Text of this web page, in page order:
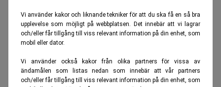
Vi använder kakor och liknande tekniker för att du ska få en så bra
upplevelse som möjligt på webbplatsen. Det innebär att vi lagrar
och/eller får tillgång till viss relevant information på din enhet, som
mobil eller dator.
Vi använder också kakor från olika partners för vissa av
ändamålen som listas nedan som innebär att vår partners
och/eller får tillgång till viss relevant information på din enhet, som